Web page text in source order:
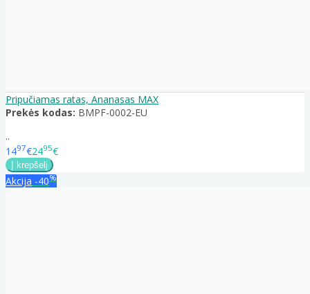
Pripučiamas ratas, Ananasas MAX
Prekės kodas: BMPF-0002-EU
..
1497€2495€
Akcija -40%